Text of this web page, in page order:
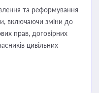
та реформування
включаючи зміни до
прав, договірних
цивільних